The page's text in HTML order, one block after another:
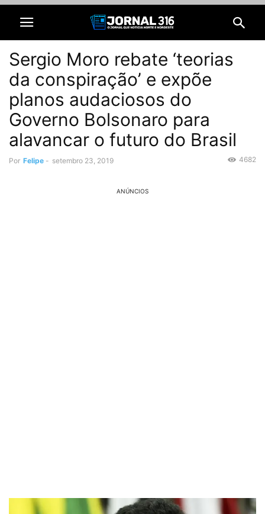
Sergio Moro rebate ‘teorias
da conspiração’ e expõe
planos audaciosos do
Governo Bolsonaro para
alavancar o futuro do Brasil
Por Felipe - setembro 23, 2019 4682
ANÚNCIOS